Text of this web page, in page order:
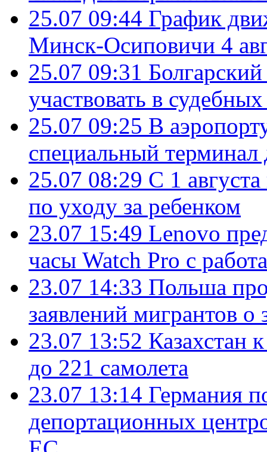
25.07 09:44 График
Минск-Осиповичи 4
25.07 09:31
участвовать в
25.07 09:25 В
специальный терминал
25.07 08:29 С 1
по уходу за ребенком
23.07 15:49 Lenovo
часы Watch Pro с
23.07 14:33 Польша
заявлений мигрантов
23.07 13:52 Казахстан
до 221 самолета
23.07 13:14 Германия
депортационных